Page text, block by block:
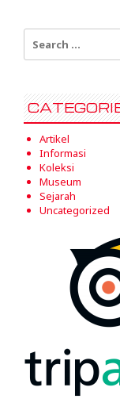
Search
for:
Artikel
Informasi
Koleksi
Museum
Sejarah
Uncategorized